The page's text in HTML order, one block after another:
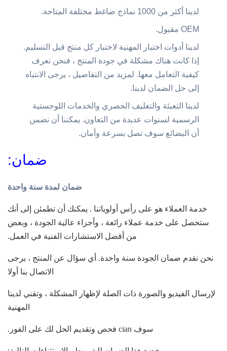
لدينا أكثر من 1000 نماذج ضاغط مختلفة المتاحة.
OEM مقبول.
لدينا أدوات اختبار المهنية لاختبار كل منتج قبل التسليم.
إذا كانت هناك مشكلة في جودة المنتج ، فنحن نعرف
كيفية التعامل معها. لمزيد من التفاصيل ، يرجى الانتباه
إلى حل الضمان لدينا.
لدينا التعبئة والتغليف الحصري والخدمات اللوجستية
الرسمية لسنوات عديدة من التعاون. يمكننا أن نضمن
أن البضائع سوف تصل بسرعة وأمان.
ضمان:
ضمان لمدة سنة واحدة
خدمة العملاء هو على رأس أولوياتنا . يمكنك أن تطمئن إلى أنك
ستحصل على خدمة عملاء رائعة ، وأجزاء عالية الجودة ، وبعض
من أفضل الاستشارات الفنية في العمل.
نحن نقدم ضمان الجودة سنة واحدة. أي سؤال عن المنتج ، يرجى
الاتصال بنا أولا
لإرسال الفيديو والصورة ذات الصلة لإظهار المشكلة ، وتقني لدينا
المهنية
سوف cian فحص وتقديم الحل لك على الفور.